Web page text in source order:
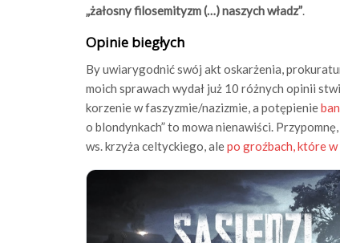
„żałosny filosemityzm (…) naszych władz”.
Opinie biegłych
By uwiarygodnić swój akt oskarżenia,
moich sprawach wydał już 10 różnych opinii
korzenie w faszyzmie/nazizmie, a potępienie
o blondynkach” to mowa nienawiści.
ws. krzyża celtyckiego, alepo groźbach, które